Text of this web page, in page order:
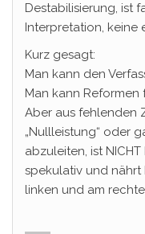
Destabilisierung, ist
Interpretation, keine
Kurz gesagt:
Man kann den
Man kann Reformen
Aber aus fehlenden
„Nullleistung“ oder
abzuleiten, ist NICHT
spekulativ und nährt
linken und am